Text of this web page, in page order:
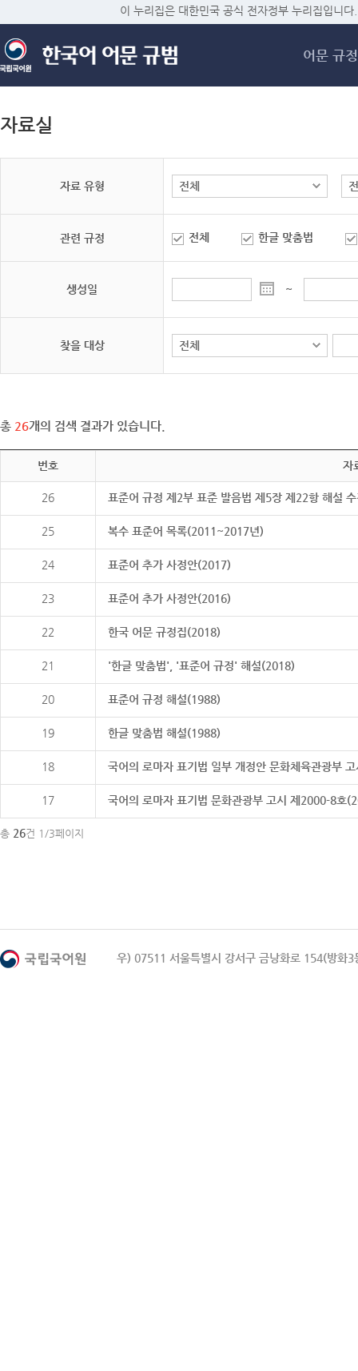
메
이 누리집은 대한민국 공식 전자정부 누리집입니다.
어문 규정
자료실
자료 유형
관련 규정 전체 한글 맞춤법
생성일 ~
찾을 대상
총 26개의 검색 결과가 있습니다.
번호 자
26 표준어 규정 제2부 표준 발음법 제5장 제22항 해설
25 복수 표준어 목록(2011~2017년)
24 표준어 추가 사정안(2017)
23 표준어 추가 사정안(2016)
22 한국 어문 규정집(2018)
21 '한글 맞춤법', '표준어 규정' 해설(2018)
20 표준어 규정 해설(1988)
19 한글 맞춤법 해설(1988)
18 국어의 로마자 표기법 일부 개정안 문화체육관광부
17 국어의 로마자 표기법 문화관광부 고시 제2000-8호
총 26건 1/3페이지
우) 07511 서울특별시 강서구 금낭화로 154(방화3